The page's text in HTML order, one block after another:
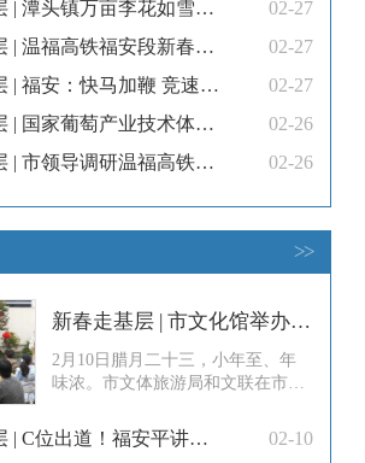
多年，是该社区传承“福文化”民
俗，凝聚近邻共治合力的特色活动
之一
新春走基层 | 潭头镇万亩李花如雪盛放
02-27
新春走基层 | 温福高铁福安段新春建设掀热潮
02-27
新春走基层 | 福安：快马加鞭 竞速争春
02-27
新春走基层 | 国家葡萄产业技术体系专家送技惠农助春耕
02-26
新春走基层 | 市领导调研温福高铁（福安段）项目复工复产情况
02-26
>>
新春走基层 | 市文化馆举办“非遗过小年”趣味体验活动
2月10日腊月二十三，小年至、年
味浓。市文体旅游局和文联在市文
动，吸引众多亲子家庭参与，以闯
关集章的欢乐形式，解锁拓印、布
新春走基层 | C位出道！福安平讲戏唱响乡村新春
02-10